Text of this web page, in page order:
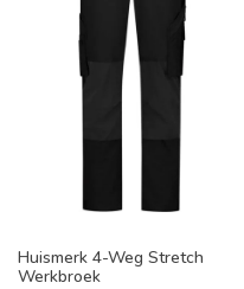
Huismerk 4-Weg Stretch
Werkbroek